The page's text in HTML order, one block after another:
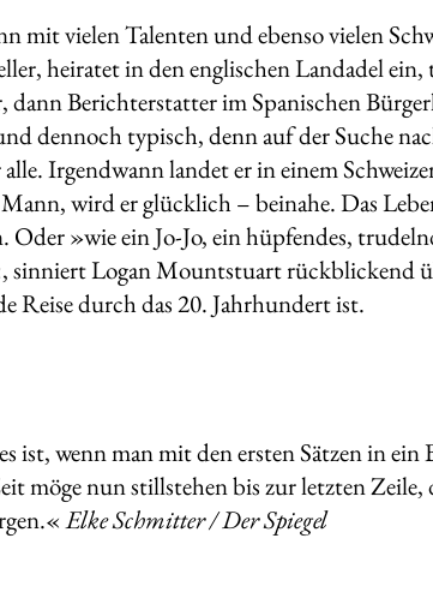
mit vielen Talenten und ebenso vielen
heiratet in den englischen Landadel
Berichterstatter im Spanischen
dennoch typisch, denn auf der Suche
Irgendwann landet er in einem
wird er glücklich – beinahe. Das
»wie ein Jo-Jo, ein hüpfendes,
sinniert Logan Mountstuart rückblickend
Reise durch das 20. Jahrhundert ist.
ist, wenn man mit den ersten Sätzen in
möge nun stillstehen bis zur letzten Zeile,
Elke Schmitter / Der Spiegel